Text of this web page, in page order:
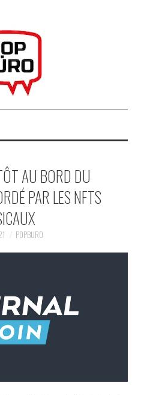
AU BORD DU
PAR LES NFTS
POPBURO